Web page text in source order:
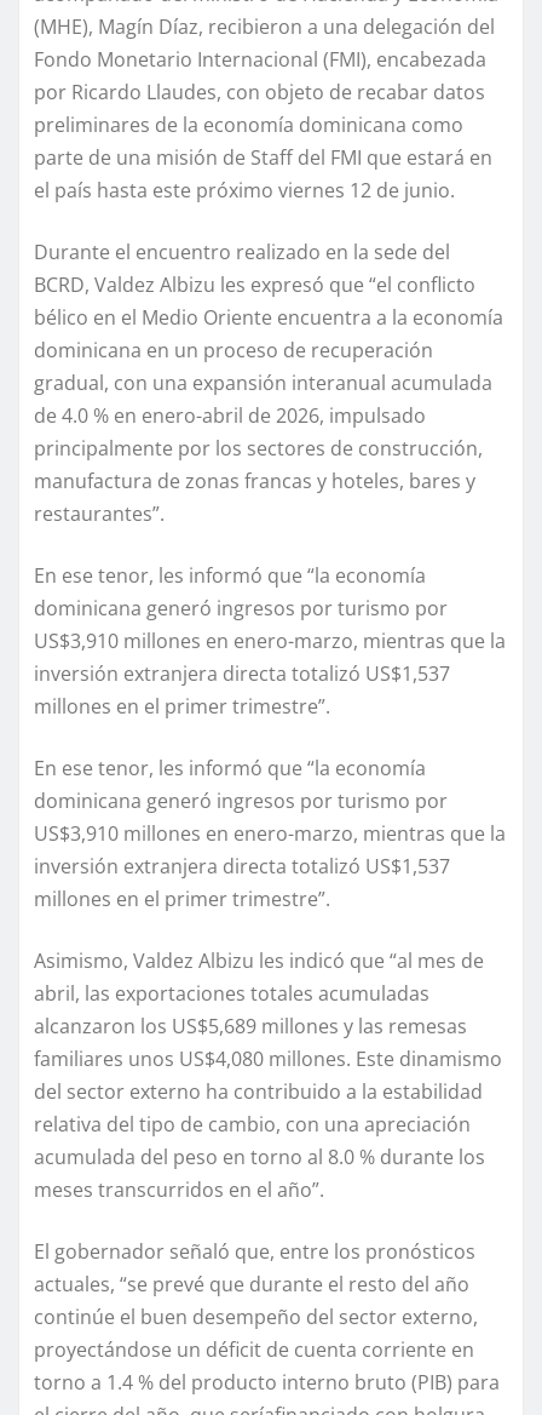
(MHE), Magín Díaz, recibieron a una delegación del
Fondo Monetario Internacional (FMI), encabezada
por Ricardo Llaudes, con objeto de recabar datos
preliminares de la economía dominicana como
parte de una misión de Staff del FMI que estará en
el país hasta este próximo viernes 12 de junio.
Durante el encuentro realizado en la sede del
BCRD, Valdez Albizu les expresó que “el conflicto
bélico en el Medio Oriente encuentra a la economía
dominicana en un proceso de recuperación
gradual, con una expansión interanual acumulada
de 4.0 % en enero-abril de 2026, impulsado
principalmente por los sectores de construcción,
manufactura de zonas francas y hoteles, bares y
restaurantes”.
En ese tenor, les informó que “la economía
dominicana generó ingresos por turismo por
US$3,910 millones en enero-marzo, mientras que la
inversión extranjera directa totalizó US$1,537
millones en el primer trimestre”.
En ese tenor, les informó que “la economía
dominicana generó ingresos por turismo por
US$3,910 millones en enero-marzo, mientras que la
inversión extranjera directa totalizó US$1,537
millones en el primer trimestre”.
Asimismo, Valdez Albizu les indicó que “al mes de
abril, las exportaciones totales acumuladas
alcanzaron los US$5,689 millones y las remesas
familiares unos US$4,080 millones. Este dinamismo
del sector externo ha contribuido a la estabilidad
relativa del tipo de cambio, con una apreciación
acumulada del peso en torno al 8.0 % durante los
meses transcurridos en el año”.
El gobernador señaló que, entre los pronósticos
actuales, “se prevé que durante el resto del año
continúe el buen desempeño del sector externo,
proyectándose un déficit de cuenta corriente en
torno a 1.4 % del producto interno bruto (PIB) para